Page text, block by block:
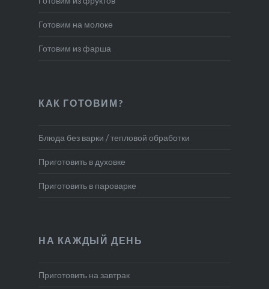
Готовим на молоке
Готовим из фарша
КАК ГОТОВИМ?
Блюда без варки / тепловой обработки
Приготовить в духовке
Приготовить в пароварке
НА КАЖДЫЙ ДЕНЬ
Приготовить на завтрак